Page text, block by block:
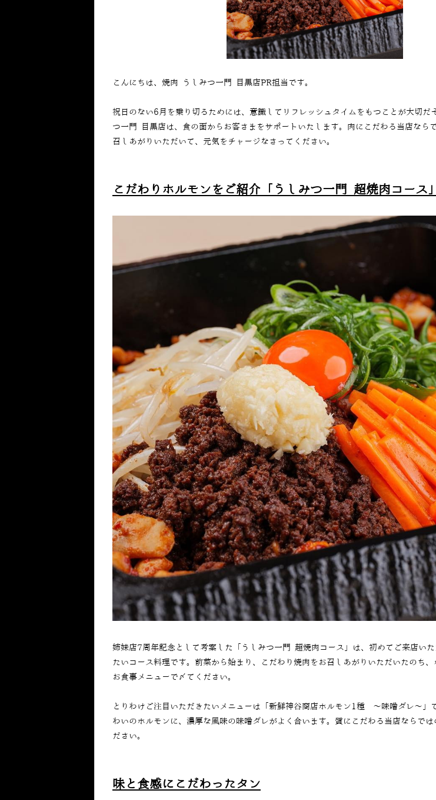
こんにちは、焼肉 うしみつ一門 目黒店PR担当です。
祝日のない6月を乗り切るためには、意識してリフレッシュタイムをもつことが大切だ
つ一門 目黒店は、食の面からお客さまをサポートいたします。肉にこだわる当店なら
召しあがりいただいて、元気をチャージなさってください。
こだわりホルモンをご紹介「うしみつ一門 超焼肉コース」
姉妹店7周年記念として考案した「うしみつ一門 超焼肉コース」は、初めてご来店いた
たいコース料理です。前菜から始まり、こだわり焼肉をお召しあがりいただいたのち
お食事メニューで〆てください。
とりわけご注目いただきたいメニューは「新鮮神谷商店ホルモン1種 ～味噌ダレ～」
わいのホルモンに、濃厚な風味の味噌ダレがよく合います。質にこだわる当店ならでは
ださい。
味と食感にこだわったタン